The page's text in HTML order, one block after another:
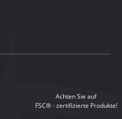
Achten Sie auf
FSC® - zertifizierte Produkte!